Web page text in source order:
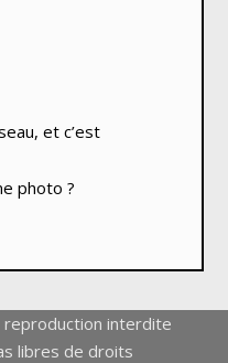
et c’est
photo ?
reproduction interdite
libres de droits